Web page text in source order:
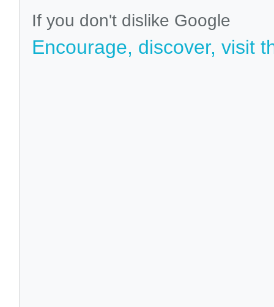
If you don't dislike Google
Encourage, discover, visit